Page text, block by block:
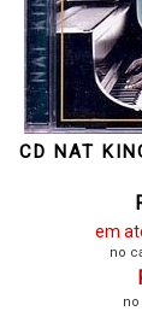
CD NAT
em
no